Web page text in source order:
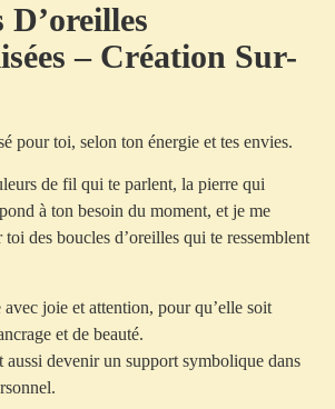
D’oreilles
– Création Sur-
pour toi, selon ton énergie et tes envies.
de fil qui te parlent, la pierre qui
à ton besoin du moment, et je me
des boucles d’oreilles qui te ressemblent
avec joie et attention, pour qu’elle soit
et de beauté.
aussi devenir un support symbolique dans
.